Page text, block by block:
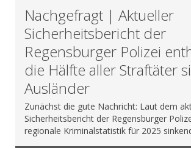
Nachgefragt | Aktueller
Sicherheitsbericht der
Regensburger Polizei
die Hälfte aller Straftäter
Ausländer
Zunächst die gute Nachricht: Laut dem
Sicherheitsbericht der Regensburger
regionale Kriminalstatistik für 2025